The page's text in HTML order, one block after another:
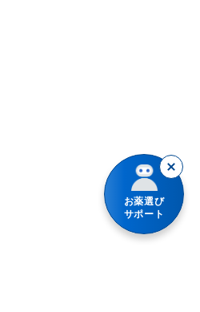
お薬選び
サポート